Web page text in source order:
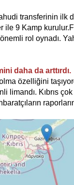
transferinin ilk
ile 9 Kamp kurulur.
rol oynadı.
daha da arttırdı.
özelliğini
limandı. Kıbrıs